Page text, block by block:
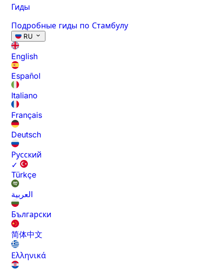
Гиды
Подробные гиды по Стамбулу
RU
English
Español
Italiano
Français
Deutsch
Русский
✓
Türkçe
العربية
Български
简体中文
Ελληνικά